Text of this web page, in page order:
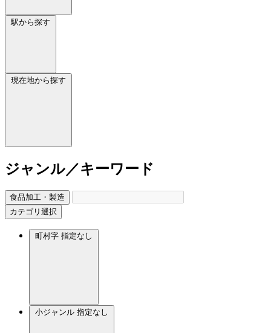
駅から探す
現在地から探す
ジャンル／キーワード
食品加工・製造
カテゴリ選択
町村字 指定なし
小ジャンル 指定なし